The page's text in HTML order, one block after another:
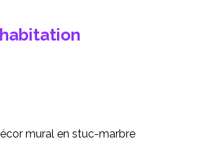
mural en stuc-marbre